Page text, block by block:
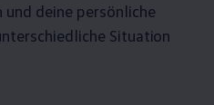
und deine persönliche
Situation